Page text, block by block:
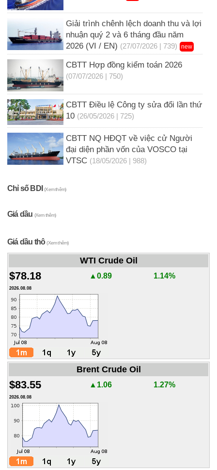
Giải trình chênh lệch doanh thu và lợi
nhuận quý 2 và 6 tháng đầu năm
2026 (VI / EN) (27/07/2026 | 739) new
CBTT Hợp đồng kiểm toán 2026
(07/07/2026 | 750)
CBTT Điều lệ Công ty sửa đổi lần thứ
10 (26/05/2026 | 725)
CBTT NQ HĐQT về việc cử Người
đại diện phần vốn của VOSCO tại
VTSC (18/05/2026 | 988)
Chỉ số BDI(Xem thêm)
Giá dầu (Xem thêm)
Giá dầu thô(Xem thêm)
WTI Crude Oil
$78.18 ▲0.89 1.14%
2026.08.08
Brent Crude Oil
$83.55 ▲1.06 1.27%
2026.08.08